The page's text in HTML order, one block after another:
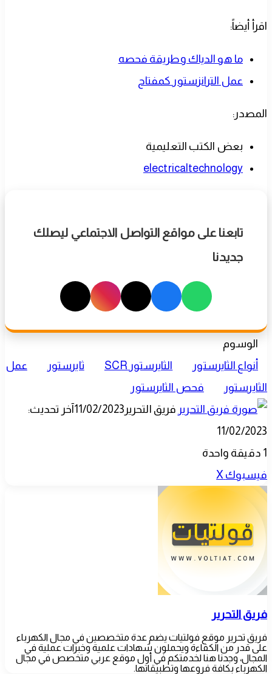
اقرأ أيضاً:
ما هو الدياك وطريقة فحصه
عمل الترانزستور كمفتاح
المصدر:
بعض الكتب التعليمية
electricaltechnology
تابعنا على مواقع التواصل الاجتماعي ليصلك
جديدنا
الوسوم
أنواع الثايرستور
الثايرستور SCR ثايرستور
عمل
الثايرستور
فحص الثايرستور
فريق التحرير 11/02/2023آخر تحديث:
11/02/2023
1 دقيقة واحدة
فيسبوك ‫Xلينكدإن‏Tumblrبينتيريست‏Reddit‏VKontakteمشاركة
طباعة
فريق التحرير
فريق تحرير موقع فولتيات يضم عدة متخصصين في مجال الكهرباء
على قدر من الكفاءة ويحملون شهادات علمية وخبرات عملية في
المجال، وجدنا هنا لخدمتكم في أول موقع عربي متخصص في مجال
الكهرباء بكافة فروعها وتطبيقاتها.